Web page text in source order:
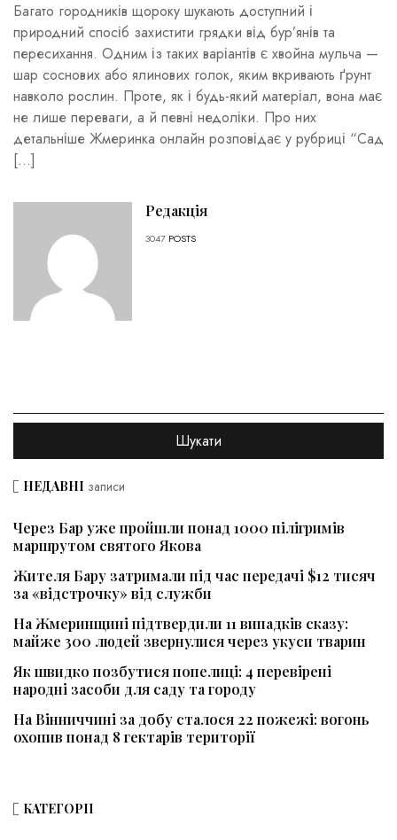
Багато городників щороку шукають доступний і
природний спосіб захистити грядки від бур’янів та
пересихання. Одним із таких варіантів є хвойна мульча —
шар соснових або ялинових голок, яким вкривають ґрунт
навколо рослин. Проте, як і будь-який матеріал, вона має
не лише переваги, а й певні недоліки. Про них
детальніше Жмеринка онлайн розповідає у рубриці “Сад
[…]
Редакція
3047 POSTS
НЕДАВНІ записи
Через Бар уже пройшли понад 1000 пілігримів
маршрутом святого Якова
Жителя Бару затримали під час передачі $12 тисяч
за «відстрочку» від служби
На Жмеринщині підтвердили 11 випадків сказу:
майже 300 людей звернулися через укуси тварин
Як швидко позбутися попелиці: 4 перевірені
народні засоби для саду та городу
На Вінниччині за добу сталося 22 пожежі: вогонь
охопив понад 8 гектарів території
КАТЕГОРІЇ